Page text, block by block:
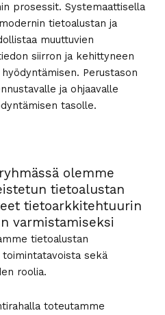
prosessit. Systemaattisella
tietoalustan ja
muuttuvien
siirron ja kehittyneen
Perustason
ja ohjaavalle
tasolle.
olemme
tietoalustan
tietoarkkitehtuurin
varmistamiseksi
tietoalustan
sekä
roolia.
toteutamme